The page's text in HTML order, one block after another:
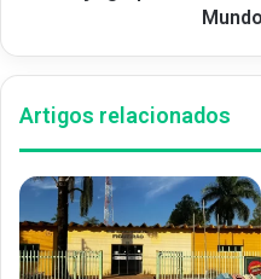
Artigos relacionados